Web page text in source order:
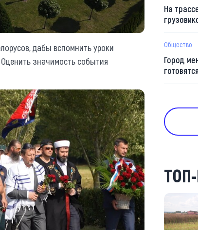
дабы вспомнить уроки
значимость события
На
Общество
Город